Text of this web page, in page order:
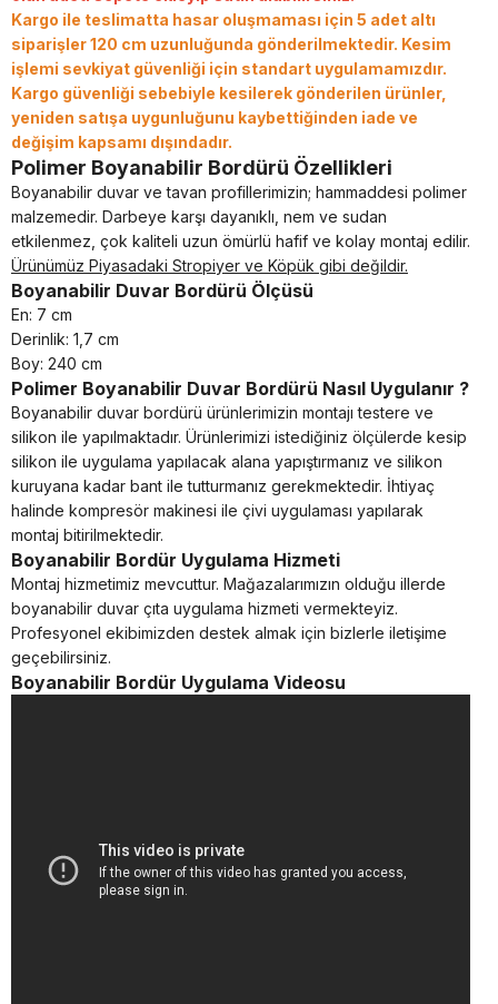
Kargo ile teslimatta hasar oluşmaması için 5 adet altı
siparişler 120 cm uzunluğunda gönderilmektedir. Kesim
işlemi sevkiyat güvenliği için standart uygulamamızdır.
Kargo güvenliği sebebiyle kesilerek gönderilen ürünler,
yeniden satışa uygunluğunu kaybettiğinden iade ve
değişim kapsamı dışındadır.
Polimer Boyanabilir Bordürü Özellikleri
Boyanabilir duvar ve tavan profillerimizin; hammaddesi polimer
malzemedir. Darbeye karşı dayanıklı, nem ve sudan
etkilenmez, çok kaliteli uzun ömürlü hafif ve kolay montaj edilir.
Ürünümüz Piyasadaki Stropiyer ve Köpük gibi değildir.
Boyanabilir Duvar Bordürü Ölçüsü
En: 7 cm
Derinlik: 1,7 cm
Boy: 240 cm
Polimer Boyanabilir Duvar Bordürü Nasıl Uygulanır ?
Boyanabilir duvar bordürü ürünlerimizin montajı testere ve
silikon ile yapılmaktadır. Ürünlerimizi istediğiniz ölçülerde kesip
silikon ile uygulama yapılacak alana yapıştırmanız ve silikon
kuruyana kadar bant ile tutturmanız gerekmektedir. İhtiyaç
halinde kompresör makinesi ile çivi uygulaması yapılarak
montaj bitirilmektedir.
Boyanabilir Bordür Uygulama Hizmeti
Montaj hizmetimiz mevcuttur. Mağazalarımızın olduğu illerde
boyanabilir duvar çıta uygulama hizmeti vermekteyiz.
Profesyonel ekibimizden destek almak için bizlerle iletişime
geçebilirsiniz.
Boyanabilir Bordür Uygulama Videosu